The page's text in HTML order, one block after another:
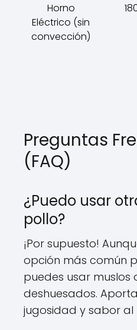
Horno
Eléctrico (sin
convección)
Preguntas
(FAQ)
¿Puedo usar
pollo?
¡Por supuesto!
opción más común
puedes usar muslos
deshuesados.
jugosidad y sabor al